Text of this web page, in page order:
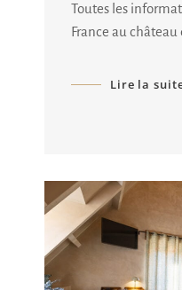
Toutes les
France au château
Lire la